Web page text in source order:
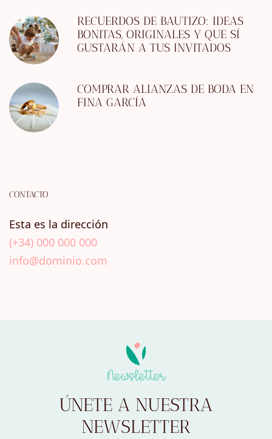
RECUERDOS DE BAUTIZO: IDEAS
BONITAS, ORIGINALES Y QUE SÍ
GUSTARÁN A TUS INVITADOS
COMPRAR ALIANZAS DE BODA EN
FINA GARCÍA
CONTACTO
Esta es la dirección
(+34) 000 000 000
info@dominio.com
Newsletter
ÚNETE A NUESTRA
NEWSLETTER